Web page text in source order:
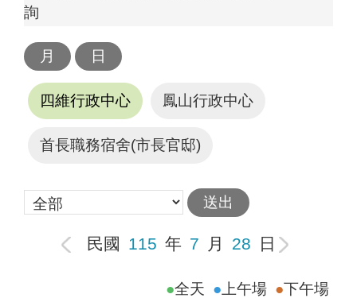
詢
四維行政中心 鳳山行政中心
首長職務宿舍(市長官邸)
民國 115 年 7 月 28 日
全天 上午場 下午場